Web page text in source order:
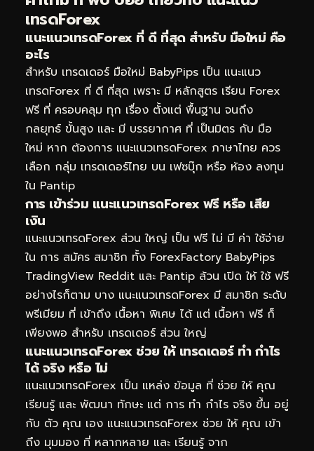
เทรดForex
แนะแนวเทรดForex ที่ ดี ที่สุด สำหรับ มือใหม่ คือ
อะไร
สำหรับ เทรดเดอร์ มือใหม่ BabyPips เป็น แนะแนว
เทรดForex ที่ ดี ที่สุด เพราะ มี หลักสูตร เรียน Forex
ฟรี ที่ ครอบคลุม ทุก เรื่อง ตั้งแต่ พื้นฐาน จนถึง
กลยุทธ์ ขั้นสูง และ มี บรรยากาศ ที่ เป็นมิตร กับ มือ
ใหม่ หาก ต้องการ แนะแนวเทรดForex ภาษาไทย ควร
เลือก กลุ่ม เทรดเดอร์ไทย บน เฟซบุ๊ก หรือ ห้อง ลงทุน
ใน Pantip
การ เข้าร่วม แนะแนวเทรดForex ฟรี หรือ เสีย
เงิน
แนะแนวเทรดForex ส่วน ใหญ่ เป็น ฟรี ไม่ มี ค่า ใช้จ่าย
ใน การ สมัคร สมาชิก ทั้ง ForexFactory BabyPips
TradingView Reddit และ Pantip ล้วน เปิด ให้ ใช้ ฟรี
อย่างไรก็ตาม บาง แนะแนวเทรดForex มี สมาชิก ระดับ
พรีเมียม ที่ เข้าถึง เนื้อหา พิเศษ ได้ แต่ เนื้อหา ฟรี ก็
เพียงพอ สำหรับ เทรดเดอร์ ส่วน ใหญ่
แนะแนวเทรดForex ช่วย ให้ เทรดเดอร์ ทำ กำไร
ได้ จริง หรือ ไม่
แนะแนวเทรดForex เป็น แหล่ง ข้อมูล ที่ ช่วย ให้ คุณ
เรียนรู้ และ พัฒนา ทักษะ แต่ การ ทำ กำไร จริง ขึ้น อยู่
กับ ตัว คุณ เอง แนะแนวเทรดForex ช่วย ให้ คุณ เข้า
ถึง มุมมอง ที่ หลากหลาย และ เรียนรู้ จาก